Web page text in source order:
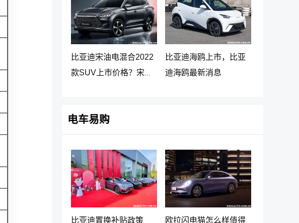
比亚迪宋油电混合2022
款SUV上市价格？宋
比亚迪海鸥上市，比亚
迪海鸥最新消息
电车易购
比亚迪置换补贴政策
欧拉闪电猫怎么样值得